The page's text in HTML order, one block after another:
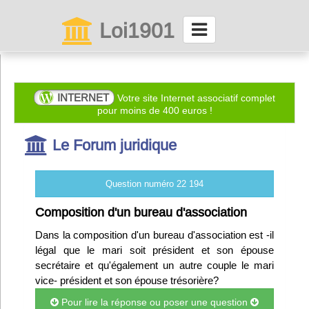
Loi1901
Connexion
Abonnez-vous à LettrAsso
Menu général
ServiceAsso
Partager
VieAsso
INTERNET
Votre site Internet associatif complet
pour moins de 400 euros !
Le Forum juridique
Question numéro 22 194
Composition d'un bureau d'association
Dans la composition d'un bureau d'association est -il
légal que le mari soit président et son épouse
secrétaire et qu'également un autre couple le mari
vice- président et son épouse trésorière?
Pour lire la réponse ou poser une question